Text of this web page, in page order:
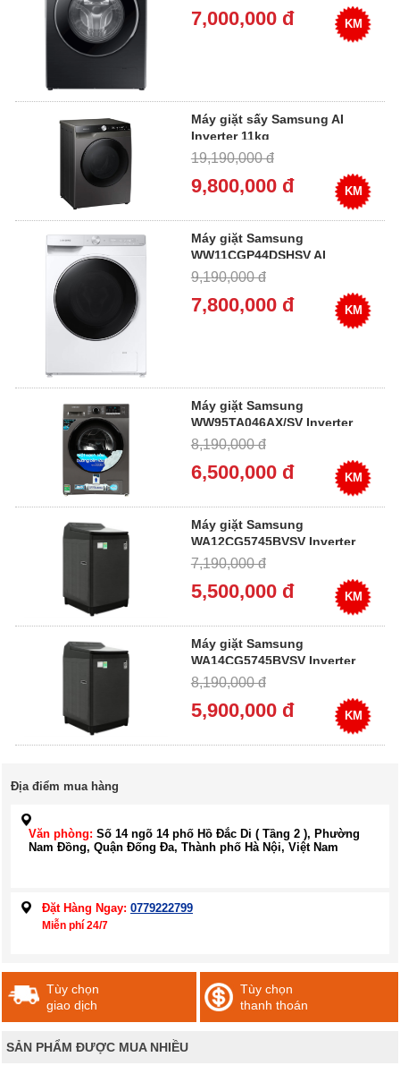
7,000,000 đ KM
Máy giặt sấy Samsung AI
Inverter 11kg
WD11T734DBX/SV (giặt 11kg,
19,190,000 đ
9,800,000 đ KM
Máy giặt Samsung
WW11CGP44DSHSV AI
EcoBubble Inverter 11 kg
9,190,000 đ
7,800,000 đ KM
Máy giặt Samsung
WW95TA046AX/SV Inverter
9.5 kg
8,190,000 đ
6,500,000 đ KM
Máy giặt Samsung
WA12CG5745BVSV Inverter
12 kg
7,190,000 đ
5,500,000 đ KM
Máy giặt Samsung
WA14CG5745BVSV Inverter
14 kg
8,190,000 đ
5,900,000 đ KM
Địa điểm mua hàng
Văn phòng: Số 14 ngõ 14 phố Hồ Đắc Di ( Tầng 2 ), Phường
Nam Đồng, Quận Đống Đa, Thành phố Hà Nội, Việt Nam
Đặt Hàng Ngay: 0779222799
Miễn phí 24/7
Tùy chọn
giao dịch
Tùy chọn
thanh thoán
SẢN PHẨM ĐƯỢC MUA NHIỀU